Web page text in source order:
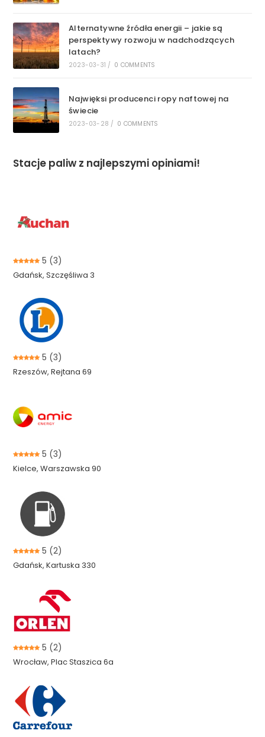
Alternatywne źródła energii – jakie są
perspektywy rozwoju w nadchodzących
latach?
2023-03-31 / 0 COMMENTS
Najwięksi producenci ropy naftowej na
świecie
2023-03-28 / 0 COMMENTS
Stacje paliw z najlepszymi opiniami!
5 (3)
Gdańsk, Szczęśliwa 3
5 (3)
Rzeszów, Rejtana 69
5 (3)
Kielce, Warszawska 90
5 (2)
Gdańsk, Kartuska 330
5 (2)
Wrocław, Plac Staszica 6a